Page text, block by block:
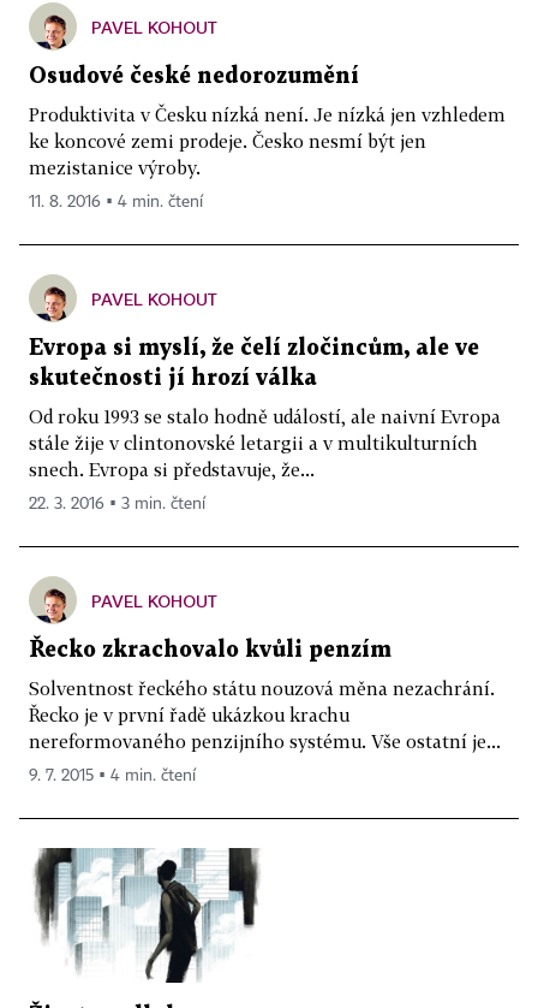
PAVEL KOHOUT
Osudové české nedorozumění
Produktivita v Česku nízká není. Je nízká jen vzhledem
ke koncové zemi prodeje. Česko nesmí být jen
mezistanice výroby.
11. 8. 2016 ▪ 4 min. čtení
PAVEL KOHOUT
Evropa si myslí, že čelí zločincům, ale ve
skutečnosti jí hrozí válka
Od roku 1993 se stalo hodně událostí, ale naivní Evropa
stále žije v clintonovské letargii a v multikulturních
snech. Evropa si představuje, že...
22. 3. 2016 ▪ 3 min. čtení
PAVEL KOHOUT
Řecko zkrachovalo kvůli penzím
Solventnost řeckého státu nouzová měna nezachrání.
Řecko je v první řadě ukázkou krachu
nereformovaného penzijního systému. Vše ostatní je...
9. 7. 2015 ▪ 4 min. čtení